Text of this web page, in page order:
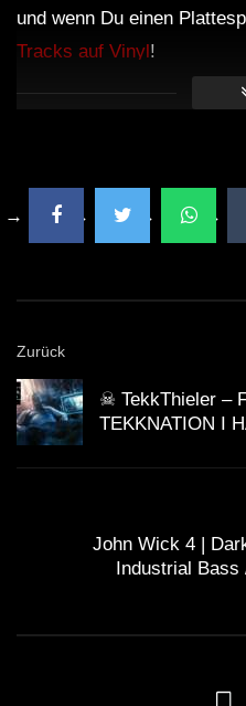
und wenn Du einen
Tracks auf Vinyl !
Zurück
☠ TekkThieler –
TEKKNATION I
John Wick 4 |
Industrial